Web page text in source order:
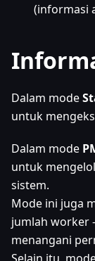
(informasi
Dalam mode
untuk
Dalam mode
untuk
sistem.
Mode ini juga
jumlah worker
menangani